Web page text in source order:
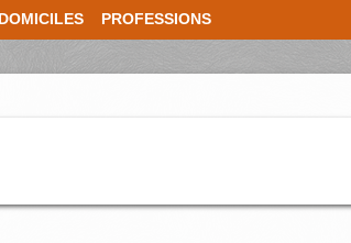
DOMICILES PROFESSIONS